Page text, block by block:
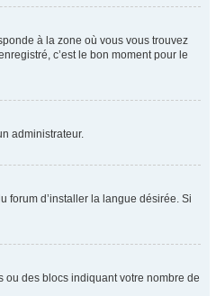
à la zone où vous vous trouvez
c’est le bon moment pour le
administrateur.
forum d’installer la langue désirée. Si
ou des blocs indiquant votre nombre de